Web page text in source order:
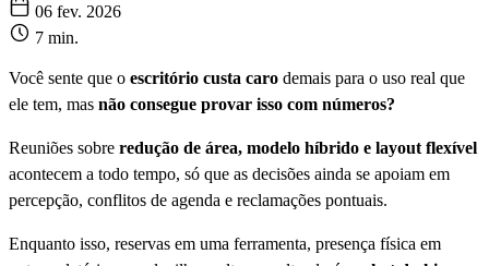
06 fev. 2026
7 min.
Você sente que o escritório custa caro demais para o uso real que
ele tem, mas não consegue provar isso com números?
Reuniões sobre redução de área, modelo híbrido e layout flexível
acontecem a todo tempo, só que as decisões ainda se apoiam em
percepção, conflitos de agenda e reclamações pontuais.
Enquanto isso, reservas em uma ferramenta, presença física em